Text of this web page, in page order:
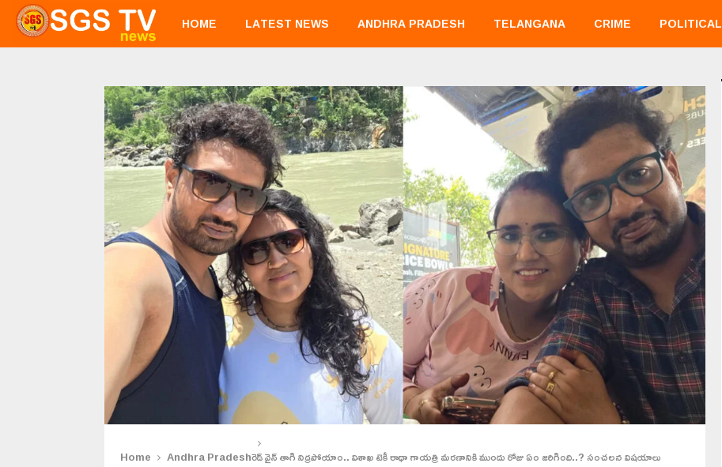
HOME LATEST NEWS ANDHRA PRADESH TELANGANA CRIME POLITICAL
Home Andhra Pradeshరెడ్ వైన్ తాగి నిద్రపోయాం.. విశాఖ టెకీ రాధా గాయత్రి మరణానికి ముందు రోజు ఏం జరిగింది..? సంచలన విషయాలు